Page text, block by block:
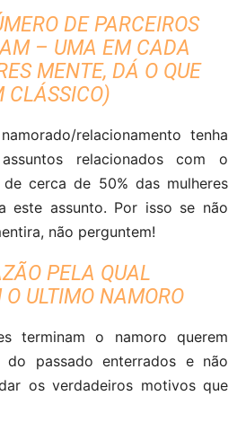
DE PARCEIROS
– UMA EM CADA
MENTE, DÁ O QUE
CLÁSSICO)
relacionamento tenha
relacionados com o
cerca de 50% das mulheres
este assunto. Por isso se não
não perguntem!
PELA QUAL
ULTIMO NAMORO
terminam o namoro querem
do passado enterrados e não
os verdadeiros motivos que